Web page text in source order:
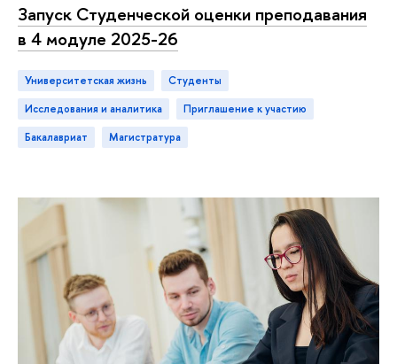
Запуск Студенческой оценки преподавания
в 4 модуле 2025-26
Университетская жизнь
студенты
исследования и аналитика
приглашение к участию
бакалавриат
магистратура